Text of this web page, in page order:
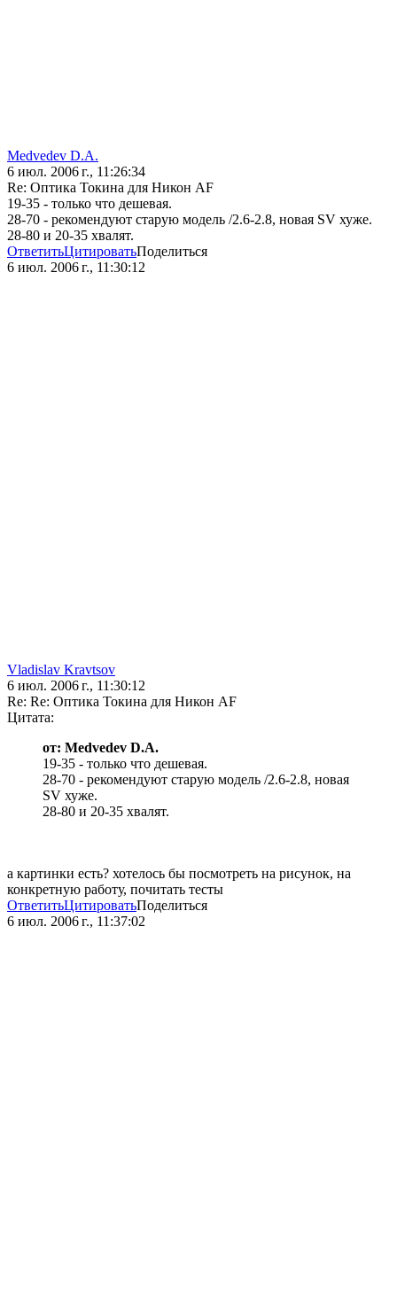
Medvedev D.A.
6 июл. 2006 г., 11:26:34
Re: Оптика Токина для Никон AF
19-35 - только что дешевая.
28-70 - рекомендуют старую модель /2.6-2.8, новая SV хуже.
28-80 и 20-35 хвалят.
ОтветитьЦитироватьПоделиться
6 июл. 2006 г., 11:30:12
Vladislav Kravtsov
6 июл. 2006 г., 11:30:12
Re: Re: Оптика Токина для Никон AF
Цитата:
от: Medvedev D.A.
19-35 - только что дешевая.
28-70 - рекомендуют старую модель /2.6-2.8, новая
SV хуже.
28-80 и 20-35 хвалят.
а картинки есть? хотелось бы посмотреть на рисунок, на
конкретную работу, почитать тесты
ОтветитьЦитироватьПоделиться
6 июл. 2006 г., 11:37:02